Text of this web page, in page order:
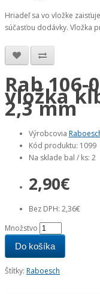
Hriadeľ sa vo vložke
súčasťou dodávky. Vložka
Rab 106-
vložka
2,3 mm
Výrobcovia
Kód produktu: 1099
Na sklade bal / ks: 2
2,90€
Bez DPH: 2,36€
Množstvo
Do košíka
Štítky: Raboesch